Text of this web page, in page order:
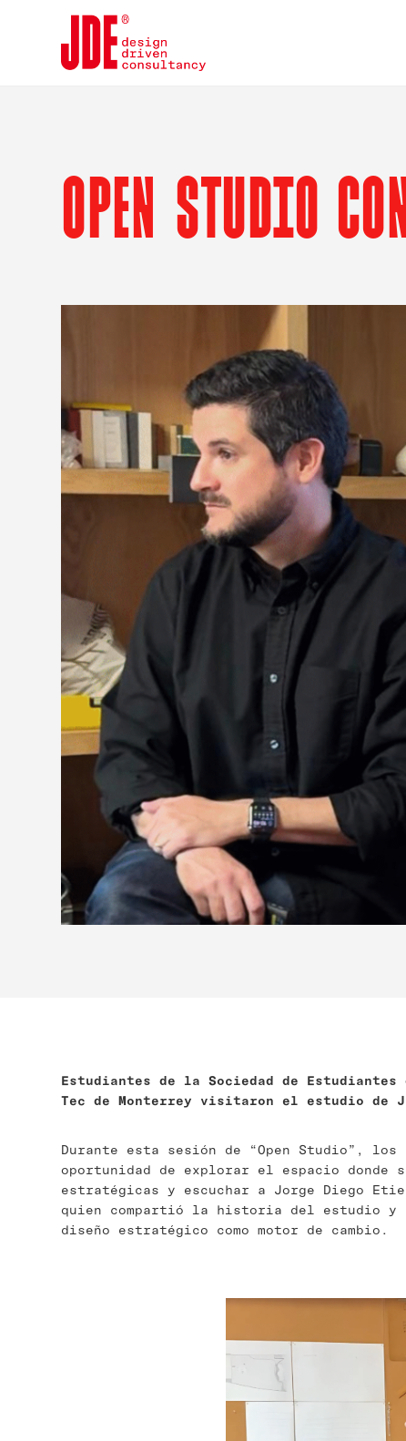
OPEN STUDIO
Estudiantes de la Sociedad de Estudiantes
Tec de Monterrey visitaron el estudio de
Durante esta sesión de “Open Studio”,
oportunidad de explorar el espacio donde
estratégicas y escuchar a Jorge Diego
quien compartió la historia del estudio y
diseño estratégico como motor de cambio.